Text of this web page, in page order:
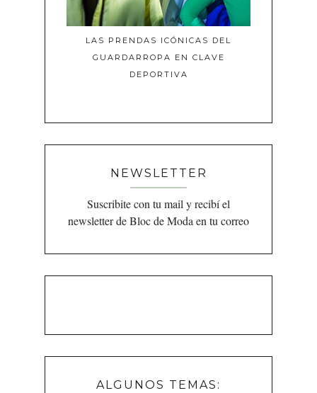
LAS PRENDAS ICÓNICAS DEL
GUARDARROPA EN CLAVE
DEPORTIVA
NEWSLETTER
Suscribite con tu mail y recibí el
newsletter de Bloc de Moda en tu correo
ALGUNOS TEMAS: